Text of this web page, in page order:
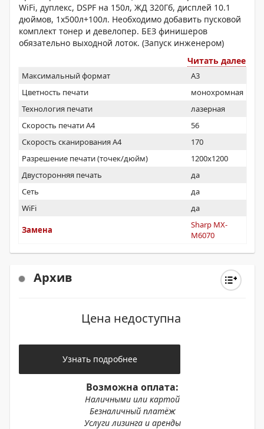
WiFi, дуплекс, DSPF на 150л, ЖД 320Гб, дисплей 10.1
дюймов, 1x500л+100л. Необходимо добавить пусковой
комплект тонер и девелопер. БЕЗ финишеров
обязательно выходной лоток. (Запуск инженером)
Читать далее
Максимальный формат
A3
Цветность печати
монохромная
Технология печати
лазерная
Скорость печати А4
56
Скорость сканирования А4
170
Разрешение печати (точек/дюйм)
1200x1200
Двусторонняя печать
да
Сеть
да
WiFi
да
Замена
Sharp MX-
M6070
Архив
Цена недоступна
Узнать подробнее
Возможна оплата:
Наличными или картой
Безналичный платёж
Услуги лизинга и аренды